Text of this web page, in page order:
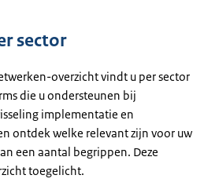
sector
overzicht vindt u per sector
die u ondersteunen bij
implementatie en
ontdek welke relevant zijn voor uw
een aantal begrippen. Deze
toegelicht.